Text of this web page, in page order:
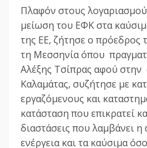
Πλαφόν στους
μείωση του ΕΦΚ στα
της ΕΕ, ζήτησε ο πρόεδρος
τη Μεσσηνία όπου
Αλέξης Τσίπρας αφού στην
Καλαμάτας, συζήτησε με
εργαζόμενους και
κατάσταση που επικρατεί
διαστάσεις που λαμβάνει η
ενέργεια και τα καύσιμα